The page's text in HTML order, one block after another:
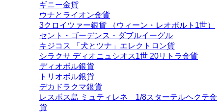
ギニー金貨
ウナとライオン金貨
3クロイツァー銀貨 （ウィーン・レオポルト1世）
セント・ゴーデンス・ダブルイーグル
キジコス 「犬とツナ」エレクトロン貨
シラクサ ディオニュシオス1世 20リトラ金貨
ディオボル銀貨
トリオボル銀貨
デカドラクマ銀貨
レスボス島 ミュティレネ 1/8スターテルヘクテ金
貨